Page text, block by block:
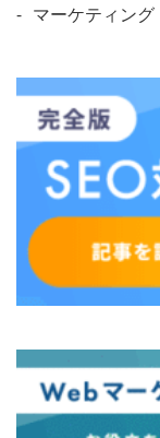
マーケティング